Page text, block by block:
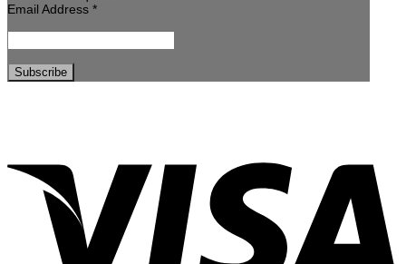
Email Address *